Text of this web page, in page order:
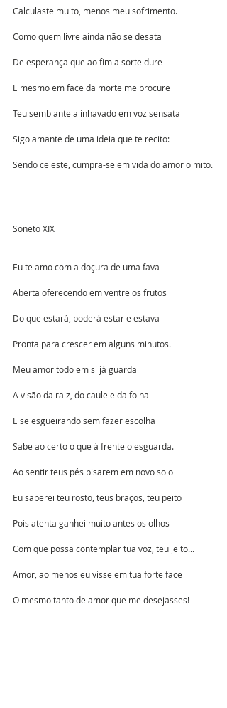
Calculaste muito, menos meu sofrimento.
Como quem livre ainda não se desata
De esperança que ao fim a sorte dure
E mesmo em face da morte me procure
Teu semblante alinhavado em voz sensata
Sigo amante de uma ideia que te recito:
Sendo celeste, cumpra-se em vida do amor o mito.
Soneto XIX
Eu te amo com a doçura de uma fava
Aberta oferecendo em ventre os frutos
Do que estará, poderá estar e estava
Pronta para crescer em alguns minutos.
Meu amor todo em si já guarda
A visão da raiz, do caule e da folha
E se esgueirando sem fazer escolha
Sabe ao certo o que à frente o esguarda.
Ao sentir teus pés pisarem em novo solo
Eu saberei teu rosto, teus braços, teu peito
Pois atenta ganhei muito antes os olhos
Com que possa contemplar tua voz, teu jeito...
Amor, ao menos eu visse em tua forte face
O mesmo tanto de amor que me desejasses!